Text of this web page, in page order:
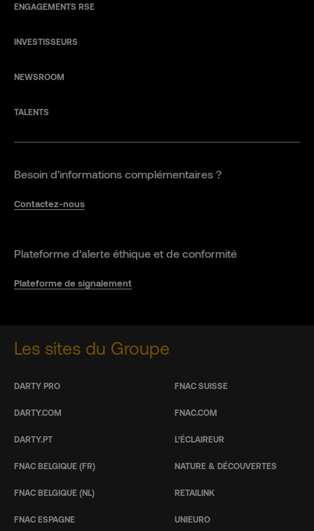
ENGAGEMENTS RSE
INVESTISSEURS
NEWSROOM
TALENTS
Besoin d'informations complémentaires ?
Contactez-nous
Plateforme d’alerte éthique et de conformité
Plateforme de signalement
Les sites du Groupe
DARTY PRO
DARTY.COM
DARTY.PT
FNAC BELGIQUE (FR)
FNAC BELGIQUE (NL)
FNAC ESPAGNE
FNAC SUISSE
FNAC.COM
L’ÉCLAIREUR
NATURE & DÉCOUVERTES
RETAILINK
UNIEURO